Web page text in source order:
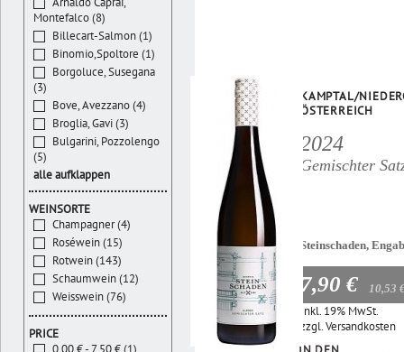
KAMPTAL/
ÖSTERREICH
2024
Gemischter
Steinschaden,
7,90 € 10,53
Inkl. 19% MwSt.
zzgl.Versandkosten
Montefalco (8)
Billecart-Salmon (1)
Binomio,Spoltore (1)
Borgoluce, Susegana
(3)
Bove, Avezzano (4)
Broglia, Gavi (3)
Bulgarini, Pozzolengo
(5)
alle aufklappen
WEINSORTE
Champagner (4)
Roséwein (15)
Rotwein (143)
Schaumwein (12)
Weisswein (76)
PRICE
0,00 € - 7,50 € (1)